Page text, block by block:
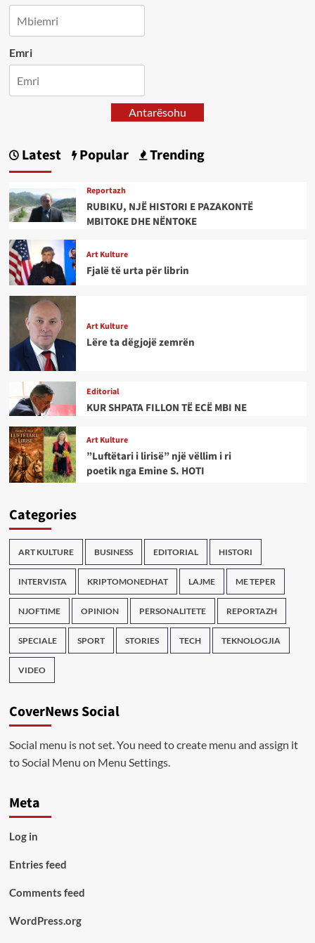
Emri
Antarësohu
Latest Popular Trending
Reportazh
RUBIKU, NJË HISTORI E PAZAKONTË
MBITOKE DHE NËNTOKE
Art Kulture
Fjalë të urta për librin
Art Kulture
Lëre ta dëgjojë zemrën
Editorial
KUR SHPATA FILLON TË ECË MBI NE
Art Kulture
”Luftëtari i lirisë” një vëllim i ri
poetik nga Emine S. HOTI
Categories
ART KULTURE BUSINESS EDITORIAL HISTORI
INTERVISTA KRIPTOMONEDHAT LAJME ME TEPER
NJOFTIME OPINION PERSONALITETE REPORTAZH
SPECIALE SPORT STORIES TECH TEKNOLOGJIA
VIDEO
CoverNews Social
Social menu is not set. You need to create menu and assign it
to Social Menu on Menu Settings.
Meta
Log in
Entries feed
Comments feed
WordPress.org